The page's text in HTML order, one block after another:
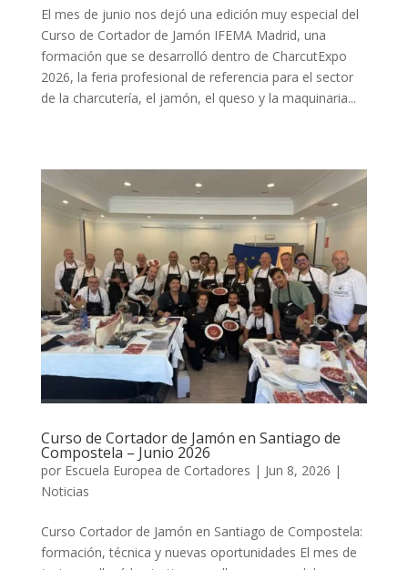
El mes de junio nos dejó una edición muy especial del
Curso de Cortador de Jamón IFEMA Madrid, una
formación que se desarrolló dentro de CharcutExpo
2026, la feria profesional de referencia para el sector
de la charcutería, el jamón, el queso y la maquinaria...
Curso de Cortador de Jamón en Santiago de
Compostela – Junio 2026
por Escuela Europea de Cortadores | Jun 8, 2026 |
Noticias
Curso Cortador de Jamón en Santiago de Compostela:
formación, técnica y nuevas oportunidades El mes de